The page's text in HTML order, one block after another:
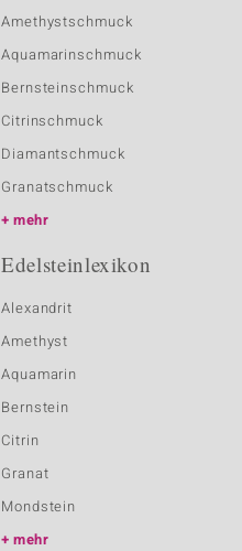
Amethystschmuck
Aquamarinschmuck
Bernsteinschmuck
Citrinschmuck
Diamantschmuck
Granatschmuck
mehr
Edelsteinlexikon
Alexandrit
Amethyst
Aquamarin
Bernstein
Citrin
Granat
Mondstein
mehr